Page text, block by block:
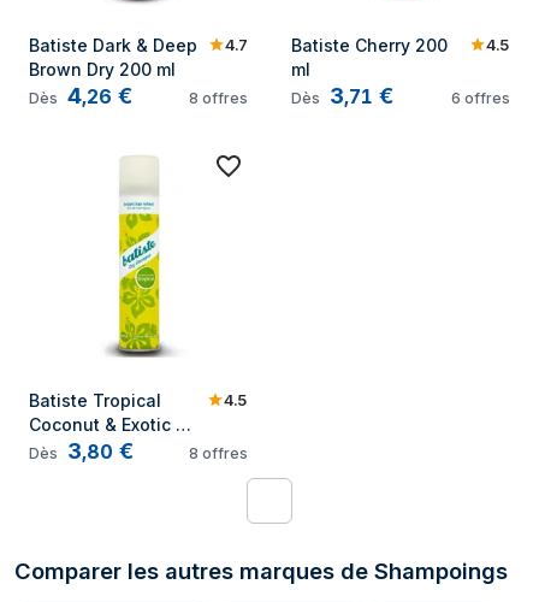
Batiste Dark & Deep
Brown Dry 200 ml
4.7
Dès 4,26 € 8 offres
Batiste Cherry 200
ml
4.5
Dès 3,71 € 6 offres
Batiste Tropical
Coconut & Exotic
200 ml
4.5
Dès 3,80 € 8 offres
Comparer les autres marques de Shampoings